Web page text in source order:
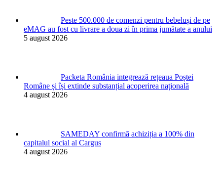
Peste 500.000 de comenzi pentru bebeluși de pe
eMAG au fost cu livrare a doua zi în prima jumătate a anului
5 august 2026
Packeta România integrează rețeaua Poștei
Române și își extinde substanțial acoperirea națională
4 august 2026
SAMEDAY confirmă achiziția a 100% din
capitalul social al Cargus
4 august 2026